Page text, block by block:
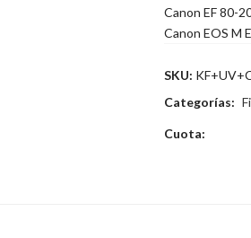
Canon EF 80-
Canon EOS M
SKU:
Categorías:
Cuota: